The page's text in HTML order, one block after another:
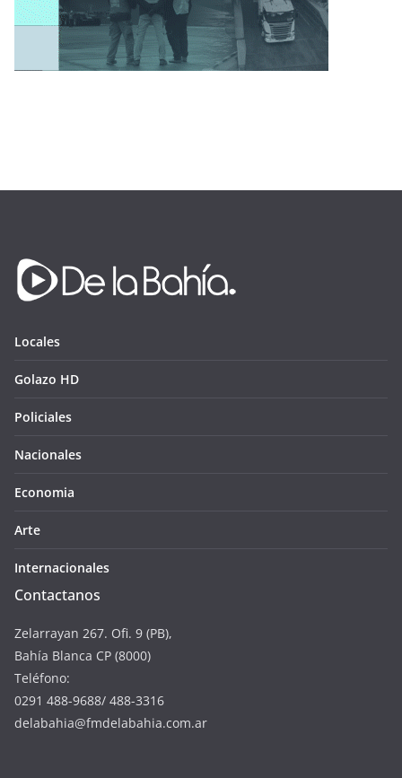
Locales
Golazo HD
Policiales
Nacionales
Economia
Arte
Internacionales
Contactanos
Zelarrayan 267. Ofi. 9 (PB),
Bahía Blanca CP (8000)
Teléfono:
0291 488-9688/ 488-3316
delabahia@fmdelabahia.com.ar